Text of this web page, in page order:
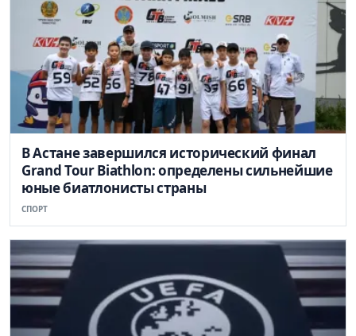
В Астане завершился исторический финал
Grand Tour Biathlon: определены сильнейшие
юные биатлонисты страны
СПОРТ